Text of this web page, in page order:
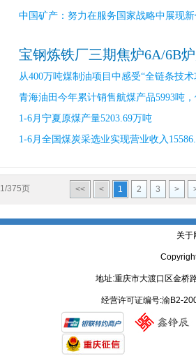
中国矿产：努力在服务国家战略中展现
宝钢炼铁厂三期焦炉6A/6B
从400万吨煤制油项目中感受“全链条技术
青海油田今年累计销售航煤产品5993吨
1-6月宁夏原煤产量5203.69万吨
1-6月全国煤炭采选业实现营业收入
1/375页 << < 1 2 3 >
关于
地址:重庆市大渡口区金
经营许可证编号:渝B2-